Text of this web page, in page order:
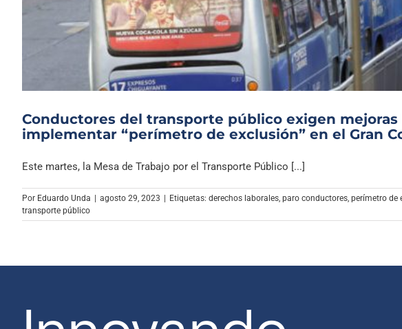
Conductores del transporte público exigen
implementar “perímetro de exclusión” en el Gran
Este martes, la Mesa de Trabajo por el Transporte Público [...]
Por Eduardo Unda agosto 29, 2023 Etiquetas: derechos laborales, paro conductores, perímetro de
transporte público